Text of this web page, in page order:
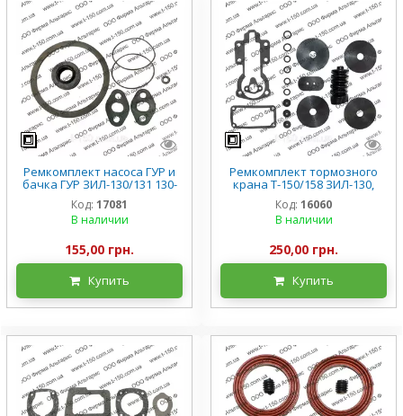
Ремкомплект насоса ГУР и
бачка ГУР ЗИЛ-130/131 130-
Код: 17081
В наличии
155,00 грн.
Купить
Ремкомплект тормозного
крана Т-150/158 ЗИЛ-130,
Код: 16060
В наличии
250,00 грн.
Купить